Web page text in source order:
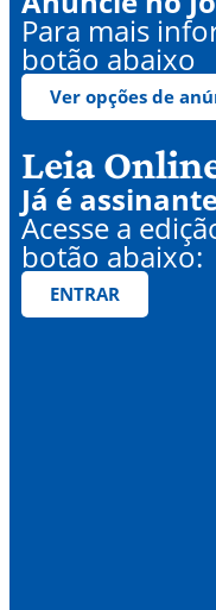
Para mais
botão abaixo
Ver opções de
Leia
Já é
Acesse a
botão abaixo:
ENTRAR